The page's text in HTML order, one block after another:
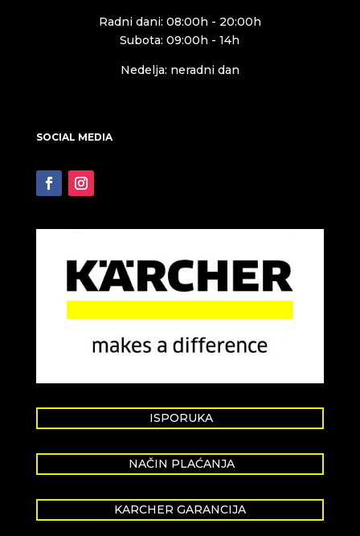
Radni dani: 08:00h - 20:00h
Subota: 09:00h - 14h
Nedelja: neradni dan
SOCIAL MEDIA
ISPORUKA
NAČIN PLAĆANJA
KARCHER GARANCIJA